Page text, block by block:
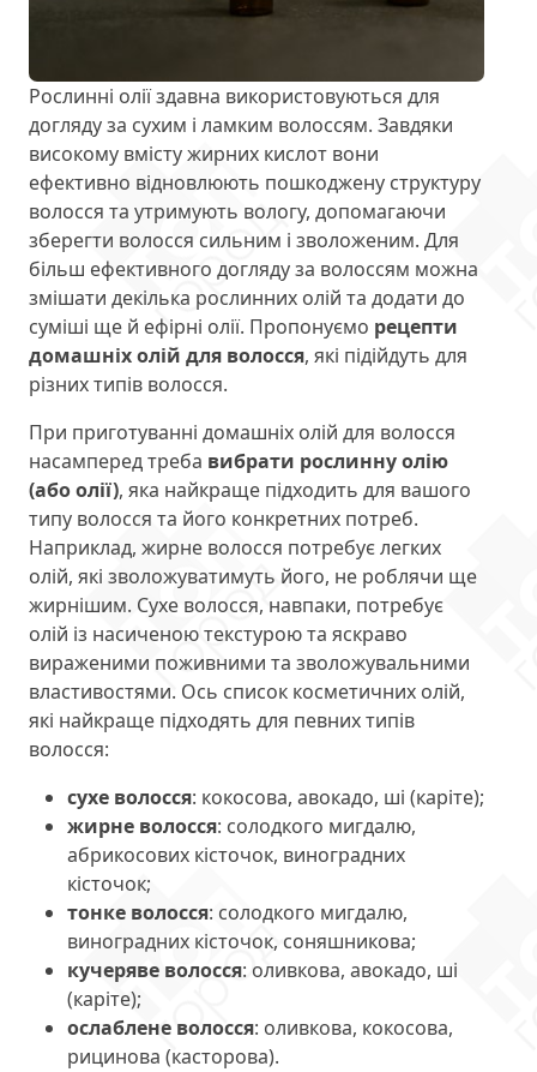
Рослинні олії здавна використовуються для
догляду за сухим і ламким волоссям. Завдяки
високому вмісту жирних кислот вони
ефективно відновлюють пошкоджену структуру
волосся та утримують вологу, допомагаючи
зберегти волосся сильним і зволоженим. Для
більш ефективного догляду за волоссям можна
змішати декілька рослинних олій та додати до
суміші ще й ефірні олії. Пропонуємо рецепти
домашніх олій для волосся, які підійдуть для
різних типів волосся.
При приготуванні домашніх олій для волосся
насамперед треба вибрати рослинну олію
(або олії), яка найкраще підходить для вашого
типу волосся та його конкретних потреб.
Наприклад, жирне волосся потребує легких
олій, які зволожуватимуть його, не роблячи ще
жирнішим. Сухе волосся, навпаки, потребує
олій із насиченою текстурою та яскраво
вираженими поживними та зволожувальними
властивостями. Ось список косметичних олій,
які найкраще підходять для певних типів
волосся:
сухе волосся: кокосова, авокадо, ші (каріте);
жирне волосся: солодкого мигдалю,
абрикосових кісточок, виноградних
кісточок;
тонке волосся: солодкого мигдалю,
виноградних кісточок, соняшникова;
кучеряве волосся: оливкова, авокадо, ші
(каріте);
ослаблене волосся: оливкова, кокосова,
рицинова (касторова).